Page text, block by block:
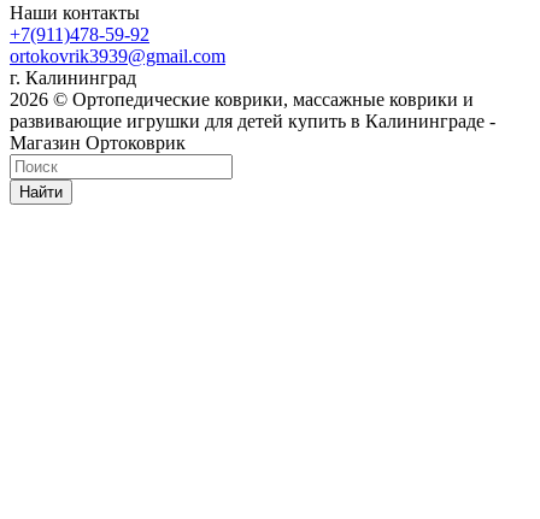
Наши контакты
+7(911)478-59-92
ortokovrik3939@gmail.com
г. Калининград
2026 © Ортопедические коврики, массажные коврики и
развивающие игрушки для детей купить в Калининграде -
Магазин Ортоковрик
Найти